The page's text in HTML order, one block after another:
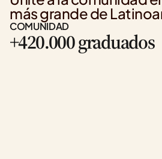
más grande de
COMUNIDAD
+420.000 graduados